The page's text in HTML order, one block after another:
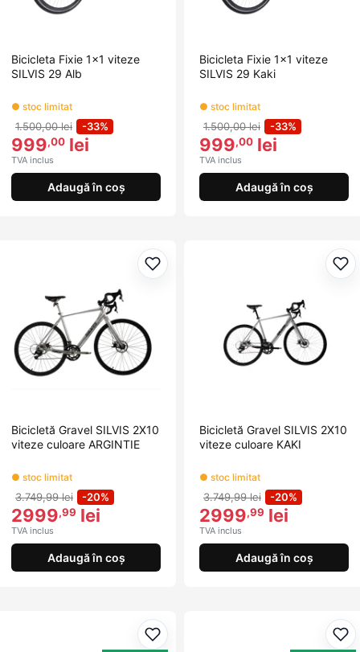
Bicicleta Fixie 1x1 viteze
SILVIS 29 Alb
● stoc limitat
1.500,00 lei -33%
999,00 lei
TVA inclus
Adaugă în coș
Bicicleta Fixie 1x1 viteze
SILVIS 29 Kaki
● stoc limitat
1.500,00 lei -33%
999,00 lei
TVA inclus
Adaugă în coș
Adaugă la favorite
Bicicletă Gravel SILVIS 2X10
viteze culoare ARGINTIE
● stoc limitat
3.749,99 lei -20%
2999,99 lei
TVA inclus
Adaugă în coș
Bicicletă Gravel SILVIS 2X10
viteze culoare KAKI
● stoc limitat
3.749,99 lei -20%
2999,99 lei
TVA inclus
Adaugă în coș
Adaugă la favorite